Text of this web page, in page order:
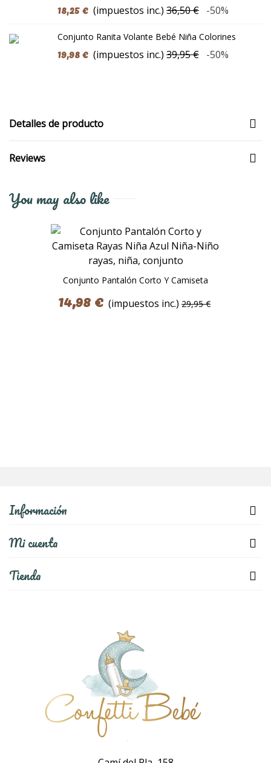
18,25 € (impuestos inc.) 36,50 € -50%
Conjunto Ranita Volante Bebé Niña Colorines
19,98 € (impuestos inc.) 39,95 € -50%
Detalles de producto
Reviews
You may also like
Conjunto Pantalón Corto Y Camiseta
14,98 € (impuestos inc.) 29,95 €
Información
Mi cuenta
Tienda